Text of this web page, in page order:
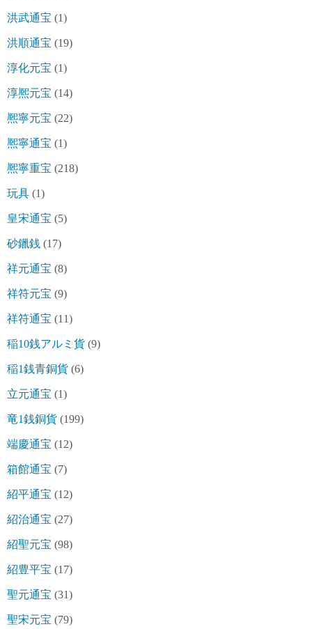
洪武通宝 (1)
洪順通宝 (19)
淳化元宝 (1)
淳熈元宝 (14)
熈寧元宝 (22)
熈寧通宝 (1)
熈寧重宝 (218)
玩具 (1)
皇宋通宝 (5)
砂鑞銭 (17)
祥元通宝 (8)
祥符元宝 (9)
祥符通宝 (11)
稲10銭アルミ貨 (9)
稲1銭青銅貨 (6)
立元通宝 (1)
竜1銭銅貨 (199)
端慶通宝 (12)
箱館通宝 (7)
紹平通宝 (12)
紹治通宝 (27)
紹聖元宝 (98)
紹豊平宝 (17)
聖元通宝 (31)
聖宋元宝 (79)